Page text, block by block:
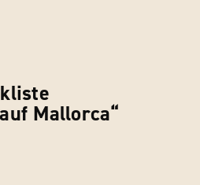
Mallorca“